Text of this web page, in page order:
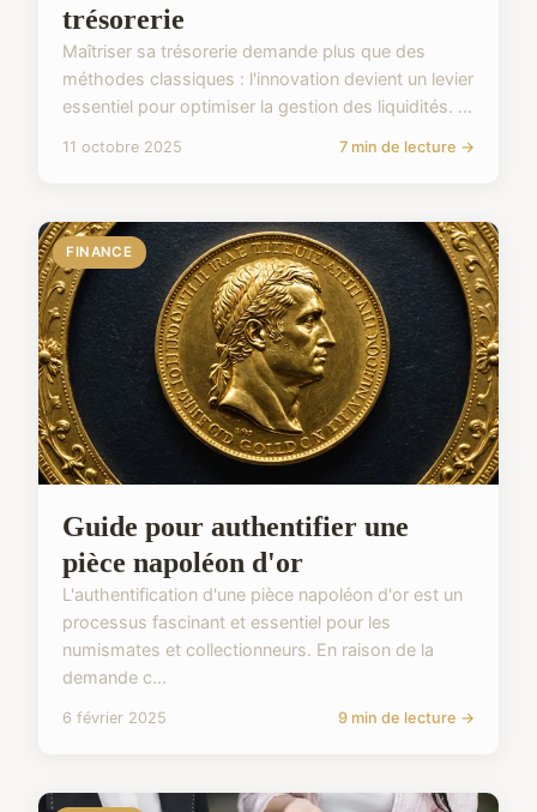
trésorerie
Maîtriser sa trésorerie demande plus que des
méthodes classiques : l'innovation devient un levier
essentiel pour optimiser la gestion des liquidités. ...
11 octobre 2025 7 min de lecture →
FINANCE
Guide pour authentifier une
pièce napoléon d'or
L'authentification d'une pièce napoléon d'or est un
processus fascinant et essentiel pour les
numismates et collectionneurs. En raison de la
demande c...
6 février 2025 9 min de lecture →